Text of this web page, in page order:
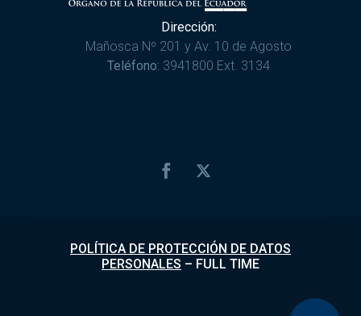
Dirección:
Mañosca Nº 201 y Av. 10 de Agosto
Teléfono: 3941800 Ext. 3134
POLÍTICA DE PROTECCIÓN DE DATOS
PERSONALES – FULL TIME